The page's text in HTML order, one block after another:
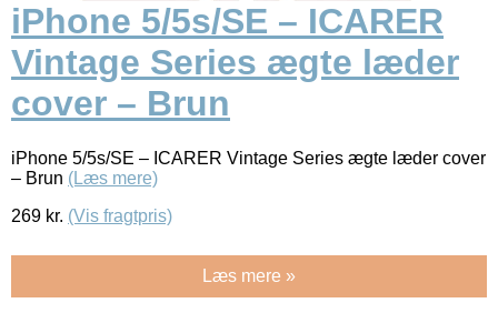
iPhone 5/5s/SE – ICARER
Vintage Series ægte læder
cover – Brun
iPhone 5/5s/SE – ICARER Vintage Series ægte læder cover
– Brun (Læs mere)
269 kr. (Vis fragtpris)
Læs mere »